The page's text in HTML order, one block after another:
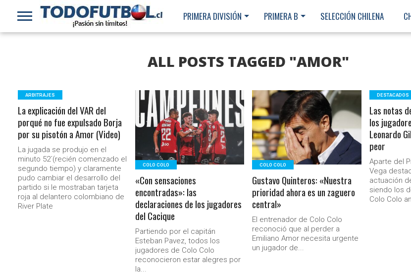
PRIMERA DIVISIÓN PRIMERA B SELECCIÓN CHILENA
ALL POSTS TAGGED "AMOR"
ARBITRAJES
La explicación del VAR del
porqué no fue expulsado Borja
por su pisotón a Amor (Video)
La jugada se produjo en el
minuto 52´(recién comenzado el
segundo tiempo) y claramente
pudo cambiar el desarrollo del
partido si le mostraban tarjeta
roja al delantero colombiano de
River Plate
LEER MÁS
COLO COLO
«Con sensaciones
encontradas»: las
declaraciones de los jugadores
del Cacique
Partiendo por el capitán
Esteban Pavez, todos los
jugadores de Colo Colo
reconocieron estar alegres por
la...
LEER MÁS
COLO COLO
Gustavo Quinteros: «Nuestra
prioridad ahora es un zaguero
central»
El entrenador de Colo Colo
reconoció que al perder a
Emiliano Amor necesita urgente
un jugador de...
DESTACADOS
Las notas
los
Leonardo
peor
Aparte del
Vega
actuación
siendo los
Colo Colo
Ministerio